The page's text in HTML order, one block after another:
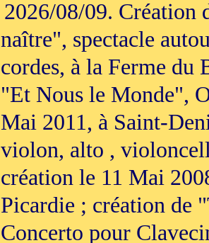
2026/08/09. Création
naître", spectacle
cordes, à la Ferme du
"Et Nous le Monde",
Mai 2011, à Saint-
violon, alto ,
création le 11 Mai
Picardie ; création de
Concerto pour